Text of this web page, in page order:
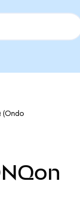
(Ondo